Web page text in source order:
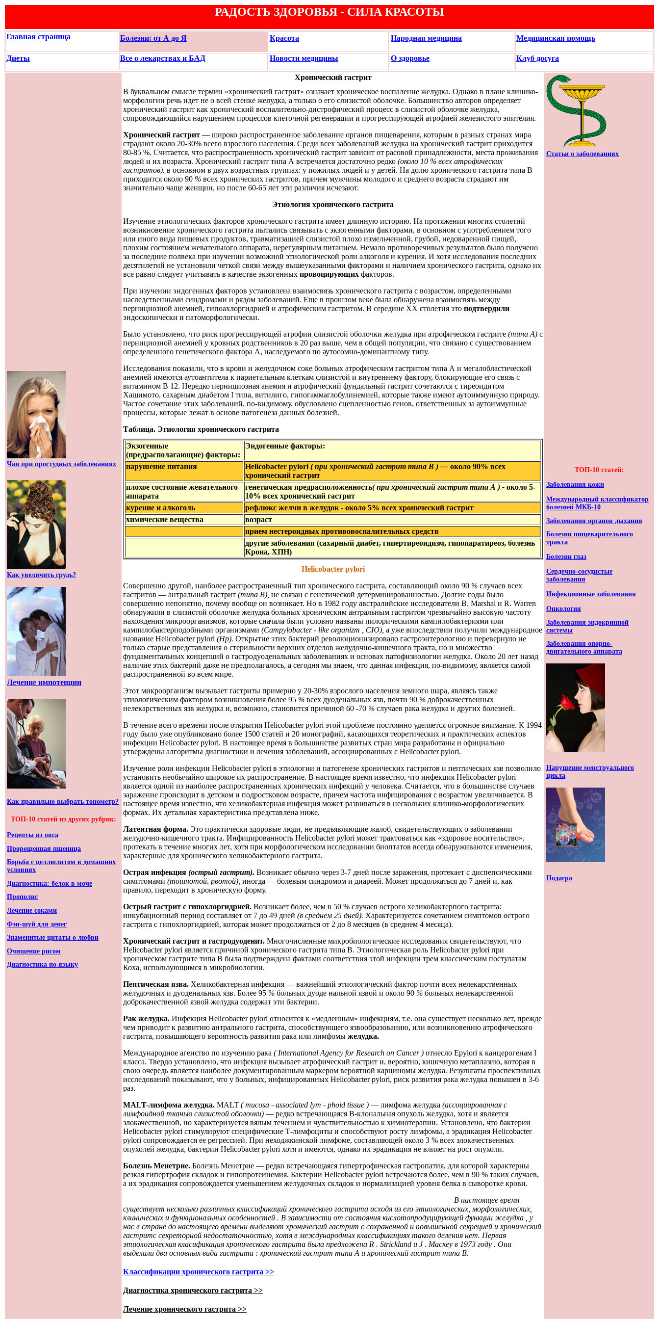
РАДОСТЬ ЗДОРОВЬЯ - СИЛА КРАСОТЫ
Главная страница Болезни: от А до Я Красота Народная медицина Медицинская помощь
Диеты Все о лекарствах и БАД Новости медицины О здоровье Клуб досуга
Чаи при простудных заболеваниях
Как увеличить грудь?
Лечение импотенции
Как правильно выбрать тонометр?
ТОП-10 статей из других рубрик:
Рецепты из овса
Пророщенная пшеница
Борьба с целлюлитом в домашних
условиях
Диагностика: белок в моче
Прополис
Лечение соками
Фэн-шуй для денег
Знаменитые цитаты о любви
Очищение рисом
Диагностика по языку
Хронический гастрит
В буквальном смысле термин «хронический гастрит» означает хроническое воспаление желудка. Однако в плане клинико-
морфологии речь идет не о всей стенке желудка, а только о его слизистой оболочке. Большинство авторов определяет
хронический гастрит как хронический воспалительно-дистрофический процесс в слизистой оболочке желудка,
сопровождающийся нарушением процессов клеточной регенерации и прогрессирующей атрофией железистого эпителия.
Хронический гастрит — широко распространенное заболевание органов пищеварения, которым в разных странах мира
страдают около 20-30% всего взрослого населения. Среди всех заболеваний желудка на хронический гастрит приходится
80-85 %. Считается, что распространенность хронический гастрит зависит от расовой принадлежности, места проживания
людей и их возраста. Хронический гастрит типа А встречается достаточно редко (около 10 % всех атрофических
гастритов), в основном в двух возрастных группах: у пожилых людей и у детей. На долю хронического гастрита типа В
приходится около 90 % всех хронических гастритов, причем мужчины молодого и среднего возраста страдают им
значительно чаще женщин, но после 60-65 лет эти различия исчезают.
Этиология хронического гастрита
Изучение этиологических факторов хронического гастрита имеет длинную историю. На протяжении многих столетий
возникновение хронического гастрита пытались связывать с экзогенными факторами, в основном с употреблением того
или иного вида пищевых продуктов, травматизацией слизистой плохо измельченной, грубой, недоваренной пищей,
плохим состоянием жевательного аппарата, нерегулярным питанием. Немало противоречивых результатов было получено
за последние полвека при изучении возможной этиологической роли алкоголя и курения. И хотя исследования последних
десятилетий не установили четкой связи между вышеуказанными факторами и наличием хронического гастрита, однако их
все равно следует учитывать в качестве экзогенных провоцирующих факторов.
При изучении эндогенных факторов установлена взаимосвязь хронического гастрита с возрастом, определенными
наследственными синдромами и рядом заболеваний. Еще в прошлом веке была обнаружена взаимосвязь между
пернициозной анемией, гипоахлоргидрией и атрофическим гастритом. В середине XX столетия это подтвердили
эндоскопически и патоморфологически.
Было установлено, что риск прогрессирующей атрофии слизистой оболочки желудка при атрофическом гастрите (типа А) с
пернициозной анемией у кровных родственников в 20 раз выше, чем в общей популяции, что связано с существованием
определенного генетического фактора А, наследуемого по аутосомно-доминантному типу.
Исследования показали, что в крови и желудочном соке больных атрофическим гастритом типа А и мегалобластической
анемией имеются аутоантитела к париетальным клеткам слизистой и внутреннему фактору, блокирующие его связь с
витамином В 12. Нередко пернициозная анемия и атрофический фундальный гастрит сочетаются с тиреоидитом
Хашимото, сахарным диабетом I типа, витилиго, гипогаммаглобулинемией, которые также имеют аутоиммунную природу.
Частое сочетание этих заболеваний, по-видимому, обусловлено сцепленностью генов, ответственных за аутоиммунные
процессы, которые лежат в основе патогенеза данных болезней.
Таблица. Этиология хронического гастрита
Экзогенные
(предрасполагающие) факторы:
Эндогенные факторы:
нарушение питания Helicobacter pylori(прихронический гастрит типа В )— около 90% всех
хронический гастрит
плохое состояние жевательного
аппарата
генетическая предрасположенность(прихронический гастрит типаА ) - около 5-
10% всех хронический гастрит
курение и алкоголь рефлюкс желчи в желудок- около 5% всех хронический гастрит
химические вещества
возраст
прием нестероидных противовоспалительных средств
другие заболевания (сахарный диабет, гипертиреоидизм, гипопаратиреоз, болезнь
Крона, ХПН)
Helicobacter pylori
Совершенно другой, наиболее распространенный тип хронического гастрита, составляющий около 90 % случаев всех
гастритов — антральный гастрит (типа В), не связан с генетической детерминированностью. Долгие годы было
совершенно непонятно, почему вообще он возникает. Но в 1982 году австралийские исследователи В. Marshal и R. Warren
обнаружили в слизистой оболочке желудка больных хроническим антральным гастритом чрезвычайно высокую частоту
нахождения микроорганизмов, которые сначала были условно названы пилорическими кампилобактериями или
кампилобактерподобными организмами (Campylobacter - like organizm , СЮ), а уже впоследствии получили международное
название Helicobacter pylori (Нр). Открытие этих бактерий революционизировало гастроэнтерологию и перевернуло не
только старые представления о стерильности верхних отделов желудочно-кишечного тракта, но и множество
фундаментальных концепций о гастродуоденальных заболеваниях и основах патофизиологии желудка. Около 20 лет назад
наличие этих бактерий даже не предполагалось, а сегодня мы знаем, что данная инфекция, по-видимому, является самой
распространенной во всем мире.
Этот микроорганизм вызывает гастриты примерно у 20-30% взрослого населения земного шара, являясь также
этиологическим фактором возникновения более 95 % всех дуоденальных язв, почти 90 % доброкачественных
нелекарственных язв желудка и, возможно, становится причиной 60 -70 % случаев рака желудка и других болезней.
В течение всего времени после открытия Helicobacter pylori этой проблеме постоянно уделяется огромное внимание. К 1994
году было уже опубликовано более 1500 статей и 20 монографий, касающихся теоретических и практических аспектов
инфекции Helicobacter pylori. В настоящее время в большинстве развитых стран мира разработаны и официально
утверждены алгоритмы диагностики и лечения заболеваний, ассоциированных с Helicobacter pylori.
Изучение роли инфекции Helicobacter pylori в этиологии и патогенезе хронических гастритов и пептических язв позволило
установить необычайно широкое их распространение. В настоящее время известно, что инфекция Helicobacter pylori
является одной из наиболее распространенных хронических инфекций у человека. Считается, что в большинстве случаев
заражение происходит в детском и подростковом возрасте, причем частота инфицирования с возрастом увеличивается. В
настоящее время известно, что хеликобактерная инфекция может развиваться в нескольких клинико-морфологических
формах. Их детальная характеристика представлена ниже.
Латентная форма. Это практически здоровые люди, не предъявляющие жалоб, свидетельствующих о заболевании
желудочно-кишечного тракта. Инфицированность Helicobacter pylori может трактоваться как «здоровое носительство»,
протекать в течение многих лет, хотя при морфологическом исследовании биоптатов всегда обнаруживаются изменения,
характерные для хронического хеликобактерного гастрита.
Острая инфекция (острый гастрит). Возникает обычно через 3-7 дней после заражения, протекает с диспепсическими
симптомами (тошнотой, рвотой), иногда — болевым синдромом и диареей. Может продолжаться до 7 дней и, как
правило, переходит в хроническую форму.
Острый гастрит с гипохлоргидрией. Возникает более, чем в 50 % случаев острого хеликобактерпого гастрита:
инкубационный период составляет от 7 до 49 дней (в среднем 25 дней). Характеризуется сочетанием симптомов острого
гастрита с гипохлоргидрией, которая может продолжаться от 2 до 8 месяцев (в среднем 4 месяца).
Хронический гастрит и гастродуоденит. Многочисленные микробиологические исследования свидетельствуют, что
Helicobacter pylori является причиной хронического гастрита типа В. Этиологическая роль Helicobacter pylori при
хроническом гастрите типа В была подтверждена фактами соответствия этой инфекции трем классическим постулатам
Коха, использующимся в микробиологии.
Пептическая язва. Хеликобактерная инфекция — важнейший этиологический фактор почти всех нелекарственных
желудочных и дуоденальных язв. Более 95 % больных дуоде­ нальной язвой и около 90 % больных нелекарственной
доброкачественной язвой желудка содержат эти бактерии.
Рак желудка. Инфекция Helicobacter pylori относится к «медленным» инфекциям, т.е. она существует несколько лет, прежде
чем приводит к развитию антрального гастрита, способствующего язвообразованию, или возникновению атрофического
гастрита, повышающего вероятность развития рака или лимфомы желудка.
Международное агенство по изучению рака (International Agency for Research on Cancer ) отнесло Epylori к канцерогенам I
класса. Твердо установлено, что инфекция вызывает атрофический гастрит и, вероятно, кишечную метаплазию, которая в
свою очередь является наиболее документированным маркером вероятной карциномы желудка. Результаты проспективных
исследований показывают, что у больных, инфицированных Helicobacter pylori, риск развития рака желудка повышен в 3-6
раз.
MALT-лимфома желудка. MALT (mucosa - associated lym - phoid tissue ) — лимфома желудка (ассоциированная с
лимфоидной тканью слизистой оболочки) — редко встречающаяся В-клональная опухоль желудка, хотя и является
злокачественной, но характеризуется вялым течением и чувствительностью к химиотерапии. Установлено, что бактерии
Helicobacter pylori стимулируют специфические Т-лимфоциты и способствуют росту лимфомы, а эрадикация Helicobacter
pylori сопровождается ее регрессией. При неходжкинской лимфоме, составляющей около 3 % всех злокачественных
опухолей желудка, бактерии Helicobacter pylori хотя и имеются, однако их эрадикация не влияет на рост опухоли.
Болезнь Менетрие. Болезнь Менетрие — редко встречающаяся гипертрофическая гастропатия, для которой характерны
резкая гипертрофия складок и гипопротеинемия. Бактерии Helicobacter pylori встречаются более, чем в 90 % таких случаев,
а их эрадикация сопровождается уменьшением желудочных складок и нормализацией уровня белка в сыворотке крови.
В настоящее время
существует несколько различных классификаций хронического гастрита исходя из его этиологических морфологических
клинических и функциональных особенностей . Взависимости от состояния кислотопродуцирующей функции желудка
у
нас в стране до настоящего времени выделяют хронический гастрит с сохраненной и повышенной секрецией и хронический
гастритс секреторной недостаточностью хотя в международных классификациях такого деления нет. Первая
этиологическая класификация хронического гастрита была предложена R . Strickland и J. Маскеу в 1973 году . Они
выделили два основных вида гастрита : хронический гастрит типа А и хронический гастрит типа В.
Классификации хронического гастрита >>
Диагностика хронического гастрита >>
Лечение хронического гастрита >>
Статьи о заболеваниях
ТОП-10 статей:
Заболевания кожи
Международный классификатор
болезней МКБ-10
Заболевания органов дыхания
Болезни пищеварительного
тракта
Болезни глаз
Сердечно-сосудистые
заболевания
Инфекционные заболевания
Онкология
Заболевания эндокринной
системы
Заболевания опорно-
двигательного аппарата
Нарушение менструального
цикла
Подагра